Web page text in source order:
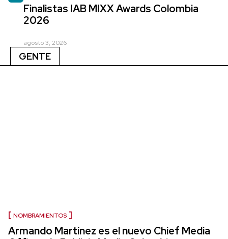
Finalistas IAB MIXX Awards Colombia
2026
agosto 3, 2026
GENTE
NOMBRAMIENTOS
Armando Martínez es el nuevo Chief Media